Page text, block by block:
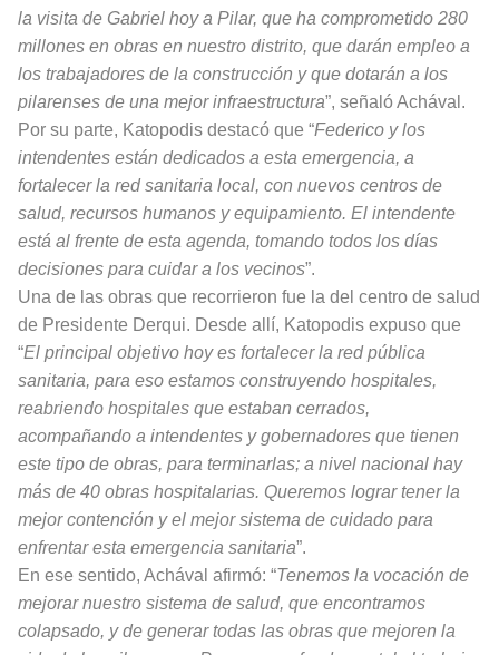
la visita de Gabriel hoy a Pilar, que ha comprometido 280
millones en obras en nuestro distrito, que darán empleo a
los trabajadores de la construcción y que dotarán a los
pilarenses de una mejor infraestructura”, señaló Achával.
Por su parte, Katopodis destacó que “Federico y los
intendentes están dedicados a esta emergencia, a
fortalecer la red sanitaria local, con nuevos centros de
salud, recursos humanos y equipamiento. El intendente
está al frente de esta agenda, tomando todos los días
decisiones para cuidar a los vecinos”.
Una de las obras que recorrieron fue la del centro de salud
de Presidente Derqui. Desde allí, Katopodis expuso que
“El principal objetivo hoy es fortalecer la red pública
sanitaria, para eso estamos construyendo hospitales,
reabriendo hospitales que estaban cerrados,
acompañando a intendentes y gobernadores que tienen
este tipo de obras, para terminarlas; a nivel nacional hay
más de 40 obras hospitalarias. Queremos lograr tener la
mejor contención y el mejor sistema de cuidado para
enfrentar esta emergencia sanitaria”.
En ese sentido, Achával afirmó: “Tenemos la vocación de
mejorar nuestro sistema de salud, que encontramos
colapsado, y de generar todas las obras que mejoren la